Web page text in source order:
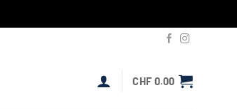
CHF 0.00